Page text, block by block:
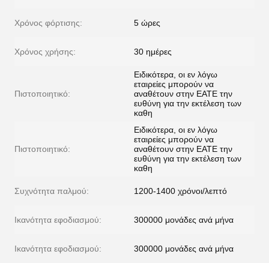
Χρόνος φόρτισης: 5 ώρες
Χρόνος χρήσης: 30 ημέρες
Πιστοποιητικό:
Ειδικότερα, οι εν λόγω
εταιρείες μπορούν να
αναθέτουν στην ΕΑΤΕ την
ευθύνη για την εκτέλεση των
καθη
Πιστοποιητικό:
Ειδικότερα, οι εν λόγω
εταιρείες μπορούν να
αναθέτουν στην ΕΑΤΕ την
ευθύνη για την εκτέλεση των
καθη
Συχνότητα παλμού: 1200-1400 χρόνοι/λεπτό
Ικανότητα εφοδιασμού: 300000 μονάδες ανά μήνα
Ικανότητα εφοδιασμού: 300000 μονάδες ανά μήνα